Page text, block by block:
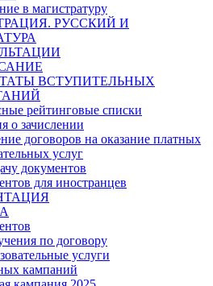
в магистратуру
РУССКИЙ И
ВСТУПИТЕЛЬНЫХ
рейтинговые списки
о зачислении
договоров на оказание платных
услуг
документов
для иностранцев
по договору
услуги
кампаний